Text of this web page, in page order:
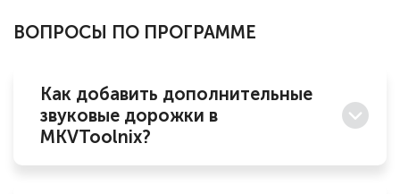
ВОПРОСЫ ПО ПРОГРАММЕ
Как добавить дополнительные
звуковые дорожки в
MKVToolnix?